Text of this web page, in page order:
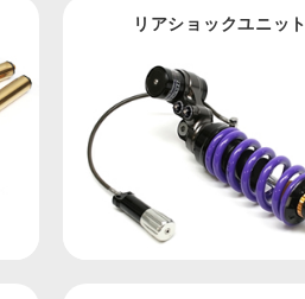
リアショックユニット